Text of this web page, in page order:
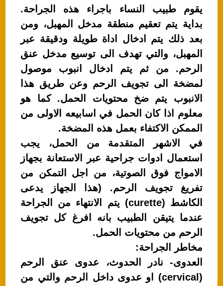
يقوم طبيب النساء باجراء هذه الجراحة.
بداية يتم تعقيم منطقة مدخل المهبل، ومن
بعد ذلك يتم ادخال اداة طويلة ودقيقة عبر
المهبل، والتي تهدف الى توسيع مدخل عنق
الرحم. من ثم يتم ادخال انبوب موصول
لمضخة الى تجويف الرحم وعن طريق هذا
الانبوب يتم ضخ محتويات الحمل. كما هو
معلوم اذا كان الحمل في اسابيعه الاولى من
الممكن الاكتفاء بعمل هذه المضخة.
في الاشهر المتقدمة من الحمل، يجب
استعمال ادوات جراحية عبر الاستعانة بجهاز
الامواج فوق الصوتية، من اجل التمكن من
تفريغ تجويف الرحم. (هذا الجهاز يدعى
الكاشط (curette) يتم الانتهاء من الجراحة
عندما يتيقن الطبيب بانه افرغ كل تجويف
الرحم من محتويات الحمل.
مخاطر الجراحة:
العدوى- نادر الحدوث، عدوى عنق الرحم
(cervical) او عدوى داخل الرحم والتي من